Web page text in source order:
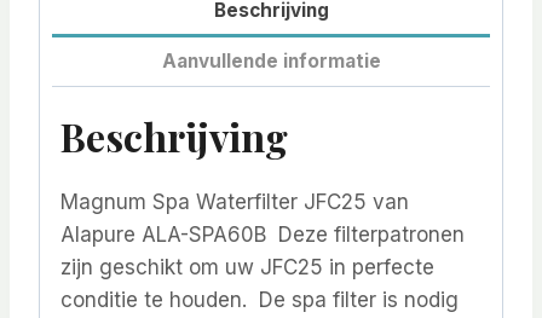
Beschrijving
Aanvullende informatie
Beschrijving
Magnum Spa Waterfilter JFC25 van
Alapure ALA-SPA60B Deze filterpatronen
zijn geschikt om uw JFC25 in perfecte
conditie te houden. De spa filter is nodig